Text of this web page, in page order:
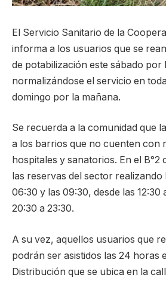
El Servicio Sanitario de la
informa a los usuarios que se
de potabilización este sábado por
normalizándose el servicio en
domingo por la mañana.
Se recuerda a la comunidad que
a los barrios que no cuenten con
hospitales y sanatorios. En el B°2
las reservas del sector
06:30 y las 09:30, desde las 12:30
20:30 a 23:30.
A su vez, aquellos usuarios que
podrán ser asistidos las 24 horas
Distribución que se ubica en la